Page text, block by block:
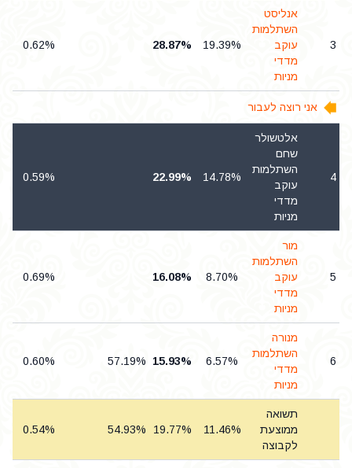
3
אנליסט
השתלמות
עוקב
מדדי
מניות
19.39%
28.87%
0.62%
אני רוצה לעבור
4
אלטשולר
שחם
השתלמות
עוקב
מדדי
מניות
14.78%
22.99%
0.59%
5
מור
השתלמות
עוקב
מדדי
מניות
8.70%
16.08%
0.69%
6
מנורה
השתלמות
מדדי
מניות
6.57%
15.93%
57.19%
0.60%
תשואה
ממוצעת
לקבוצה
11.46%
19.77%
54.93%
0.54%